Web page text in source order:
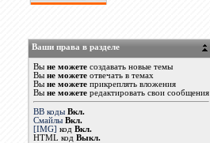
Ваши права в разделе
Вы не можетесоздавать новые темы
Вы не можетеотвечать в темах
Вы не можетеприкреплять вложения
Вы не можетередактировать свои сообщения
BB коды Вкл.
Смайлы Вкл.
[IMG] код Вкл.
HTML код Выкл.